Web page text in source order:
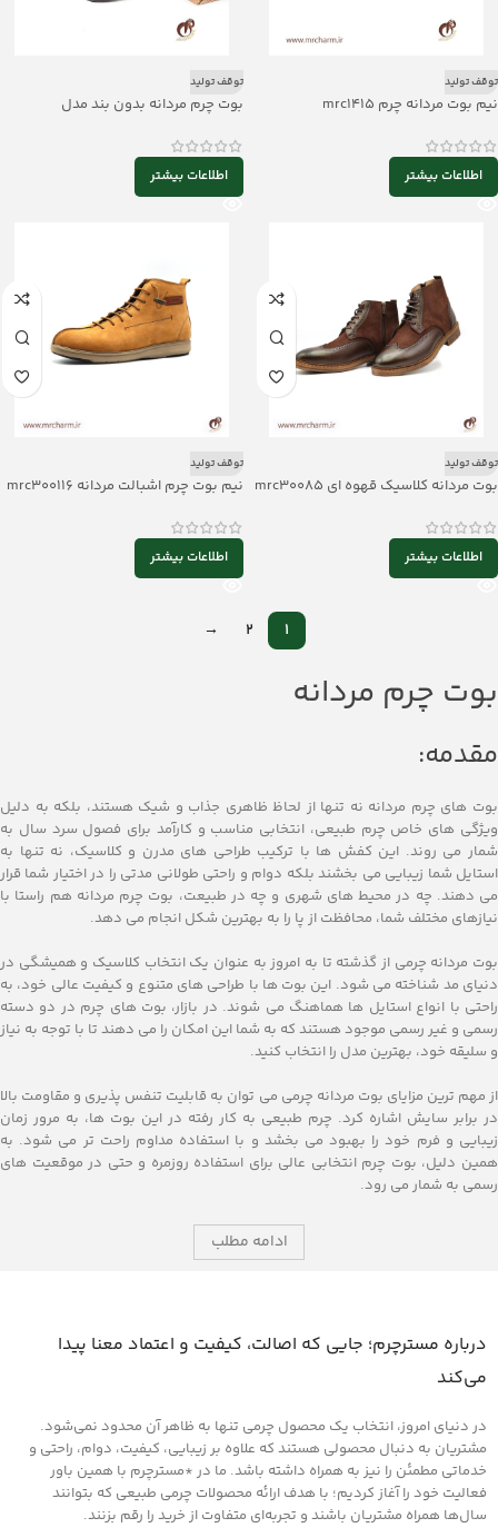
توقف تولید
نیم بوت مردانه چرم mrc1415
اطلاعات بیشتر
توقف تولید
بوت چرم مردانه بدون بند مدل
اطلاعات بیشتر
توقف تولید
بوت مردانه کلاسیک قهوه ای mrc30085
اطلاعات بیشتر
توقف تولید
نیم بوت چرم اشبالت مردانه mrc300116
اطلاعات بیشتر
1
2
→
بوت چرم مردانه
مقدمه:
بوت ‌های چرم مردانه نه تنها از لحاظ ظاهری جذاب و شیک هستند، بلکه به دلیل
ویژگی ‌های خاص چرم طبیعی، انتخابی مناسب و کارآمد برای فصول سرد سال به
شمار می ‌روند. این کفش‌ ها با ترکیب طراحی‌ های مدرن و کلاسیک، نه تنها به
استایل شما زیبایی می‌ بخشند بلکه دوام و راحتی طولانی ‌مدتی را در اختیار شما قرار
می‌ دهند. چه در محیط‌ های شهری و چه در طبیعت، بوت چرم مردانه هم ‌راستا با
نیازهای مختلف شما، محافظت از پا را به بهترین شکل انجام می‌ دهد.
بوت‌ مردانه چرمی از گذشته تا به امروز به عنوان یک انتخاب کلاسیک و همیشگی در
دنیای مد شناخته می ‌شود. این بوت ‌ها با طراحی‌ های متنوع و کیفیت عالی خود، به
راحتی با انواع استایل ‌ها هماهنگ می‌ شوند. در بازار، بوت ‌های چرم در دو دسته
رسمی و غیر رسمی موجود هستند که به شما این امکان را می ‌دهند تا با توجه به نیاز
و سلیقه خود، بهترین مدل را انتخاب کنید.
از مهم ‌ترین مزایای بوت‌ مردانه چرمی می‌ توان به قابلیت تنفس ‌پذیری و مقاومت بالا
در برابر سایش اشاره کرد. چرم طبیعی به‌ کار رفته در این بوت‌ ها، به مرور زمان
زیبایی و فرم خود را بهبود می ‌بخشد و با استفاده مداوم راحت‌ تر می ‌شود. به
همین دلیل، بوت‌ چرم انتخابی عالی برای استفاده روزمره و حتی در موقعیت‌ های
رسمی به شمار می ‌رود.
ادامه مطلب
درباره مسترچرم؛ جایی که اصالت، کیفیت و اعتماد معنا پیدا
می‌کند
در دنیای امروز، انتخاب یک محصول چرمی تنها به ظاهر آن محدود نمی‌شود.
مشتریان به دنبال محصولی هستند که علاوه بر زیبایی، کیفیت، دوام، راحتی و
خدماتی مطمئن را نیز به همراه داشته باشد. ما در *مسترچرم با همین باور
فعالیت خود را آغاز کردیم؛ با هدف ارائه محصولات چرمی طبیعی که بتوانند
سال‌ها همراه مشتریان باشند و تجربه‌ای متفاوت از خرید را رقم بزنند.